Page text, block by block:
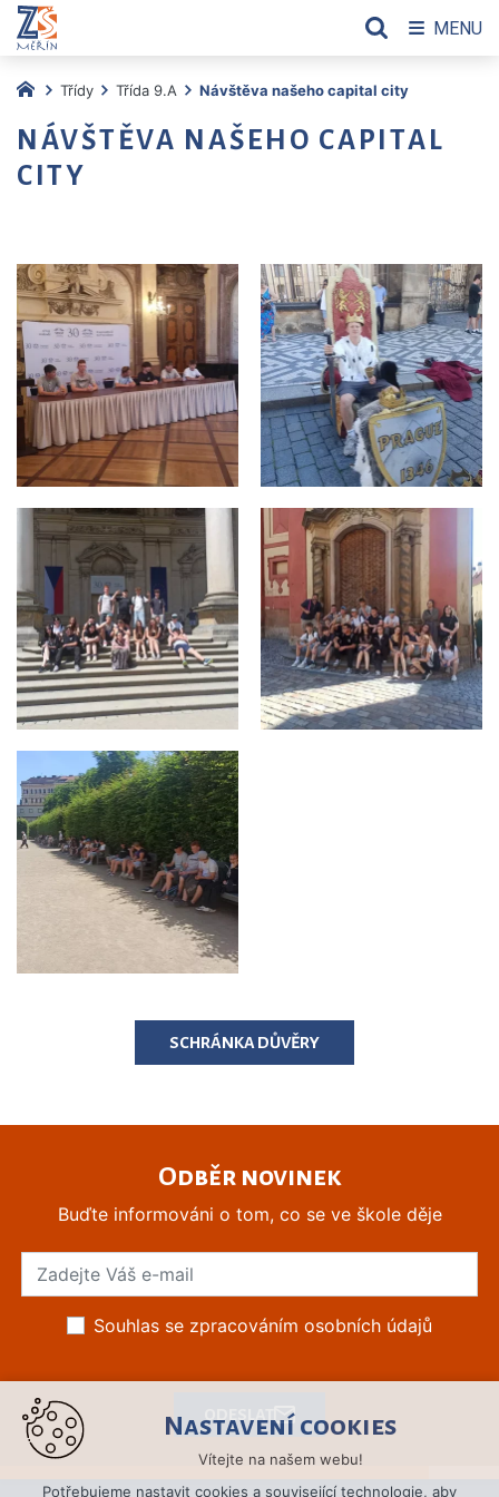
SCHRÁNKA DŮVĚRY
Třídy Třída 9.A Návštěva našeho capital city
NÁVŠTĚVA NAŠEHO CAPITAL
CITY
Odběr novinek
Buďte informováni o tom, co se ve škole děje
Souhlas se zpracováním osobních údajů
MENU
Nastavení cookies
Vítejte na našem webu!
Potřebujeme nastavit cookies a související technologie, aby